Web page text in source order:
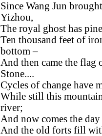
Since Wang Jun
Yizhou,
The royal ghost has
Ten thousand feet of
bottom –
And then came the flag
Stone....
Cycles of change have
While still this
river;
And now comes the
And the old forts fill